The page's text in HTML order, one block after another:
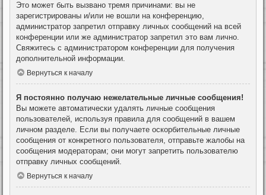
Это может быть вызвано тремя причинами: вы не
зарегистрированы и/или не вошли на конференцию,
администратор запретил отправку личных сообщений на всей
конференции или же администратор запретил это вам лично.
Свяжитесь с администратором конференции для получения
дополнительной информации.
Вернуться к началу
Я постоянно получаю нежелательные личные сообщения!
Вы можете автоматически удалять личные сообщения
пользователей, используя правила для сообщений в вашем
личном разделе. Если вы получаете оскорбительные личные
сообщения от конкретного пользователя, отправьте жалобы на
сообщения модераторам; они могут запретить пользователю
отправку личных сообщений.
Вернуться к началу